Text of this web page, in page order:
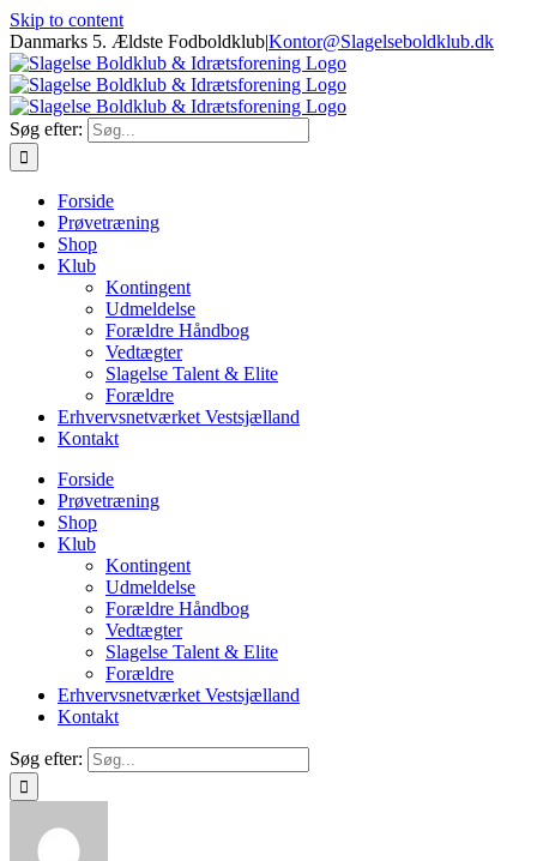
Skip to content
Danmarks 5. Ældste Fodboldklub|Kontor@Slagelseboldklub.dk
Søg efter:
Forside
Prøvetræning
Shop
Klub
Kontingent
Udmeldelse
Forældre Håndbog
Vedtægter
Slagelse Talent & Elite
Forældre
Erhvervsnetværket Vestsjælland
Kontakt
Forside
Prøvetræning
Shop
Klub
Kontingent
Udmeldelse
Forældre Håndbog
Vedtægter
Slagelse Talent & Elite
Forældre
Erhvervsnetværket Vestsjælland
Kontakt
Søg efter: